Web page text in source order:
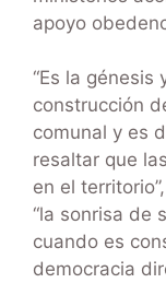
apoyo
“Es la génesis
construcción
comunal y es
resaltar que
en el
“la sonrisa de
cuando es
democracia